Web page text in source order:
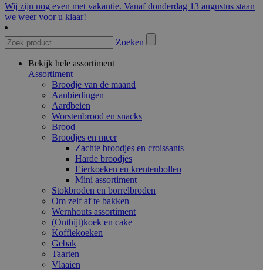
Wij zijn nog even met vakantie. Vanaf donderdag 13 augustus staan
we weer voor u klaar!
Zoeken
Bekijk hele assortiment
Assortiment
Broodje van de maand
Aanbiedingen
Aardbeien
Worstenbrood en snacks
Brood
Broodjes en meer
Zachte broodjes en croissants
Harde broodjes
Eierkoeken en krentenbollen
Mini assortiment
Stokbroden en borrelbroden
Om zelf af te bakken
Wernhouts assortiment
(Ontbijt)koek en cake
Koffiekoeken
Gebak
Taarten
Vlaaien